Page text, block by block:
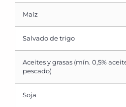
Maíz
Salvado de trigo
Aceites y grasas (mín. 0,5%
pescado)
Soja